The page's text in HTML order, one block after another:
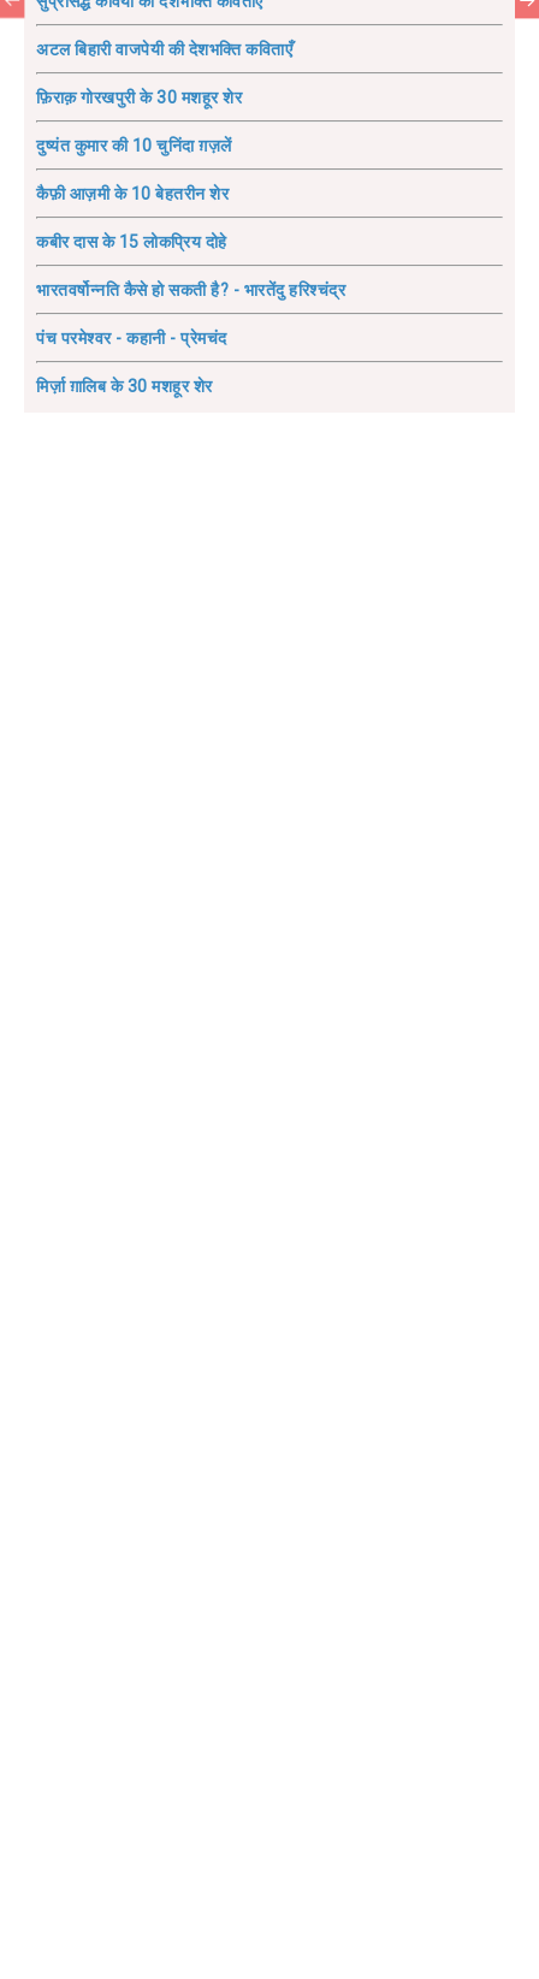
अटल बिहारी वाजपेयी की देशभक्ति कविताएँ
फ़िराक़ गोरखपुरी के 30 मशहूर शेर
दुष्यंत कुमार की 10 चुनिंदा ग़ज़लें
कैफ़ी आज़मी के 10 बेहतरीन शेर
कबीर दास के 15 लोकप्रिय दोहे
भारतवर्षोन्नति कैसे हो सकती है? - भारतेंदु हरिश्चंद्र
पंच परमेश्वर - कहानी - प्रेमचंद
मिर्ज़ा ग़ालिब के 30 मशहूर शेर